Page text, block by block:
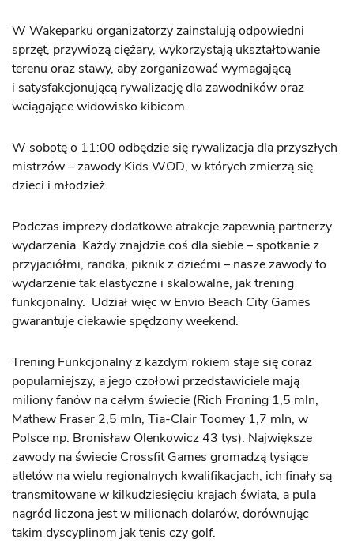
W Wakeparku organizatorzy zainstalują odpowiedni
sprzęt, przywiozą ciężary, wykorzystają ukształtowanie
terenu oraz stawy, aby zorganizować wymagającą
i satysfakcjonującą rywalizację dla zawodników oraz
wciągające widowisko kibicom.
W sobotę o 11:00 odbędzie się rywalizacja dla przyszłych
mistrzów – zawody Kids WOD, w których zmierzą się
dzieci i młodzież.
Podczas imprezy dodatkowe atrakcje zapewnią partnerzy
wydarzenia. Każdy znajdzie coś dla siebie – spotkanie z
przyjaciółmi, randka, piknik z dziećmi – nasze zawody to
wydarzenie tak elastyczne i skalowalne, jak trening
funkcjonalny. Udział więc w Envio Beach City Games
gwarantuje ciekawie spędzony weekend.
Trening Funkcjonalny z każdym rokiem staje się coraz
popularniejszy, a jego czołowi przedstawiciele mają
miliony fanów na całym świecie (Rich Froning 1,5 mln,
Mathew Fraser 2,5 mln, Tia-Clair Toomey 1,7 mln, w
Polsce np. Bronisław Olenkowicz 43 tys). Największe
zawody na świecie Crossfit Games gromadzą tysiące
atletów na wielu regionalnych kwalifikacjach, ich finały są
transmitowane w kilkudziesięciu krajach świata, a pula
nagród liczona jest w milionach dolarów, dorównując
takim dyscyplinom jak tenis czy golf.